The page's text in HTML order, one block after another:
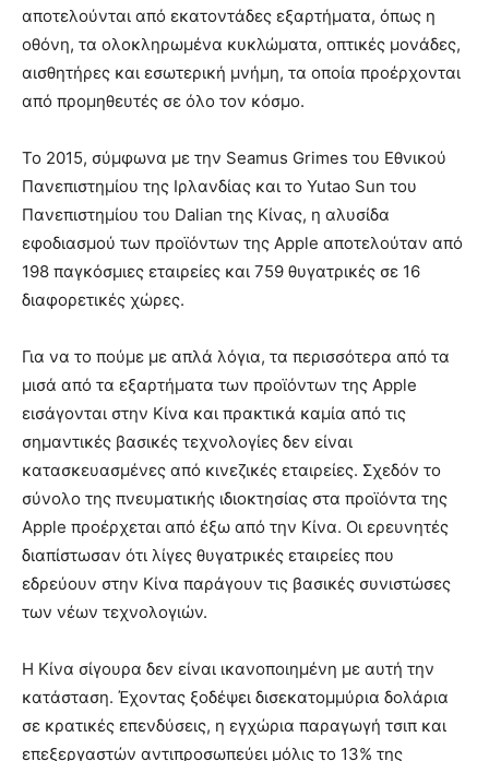
αποτελούνται από εκατοντάδες εξαρτήματα, όπως η
οθόνη, τα ολοκληρωμένα κυκλώματα, οπτικές μονάδες,
αισθητήρες και εσωτερική μνήμη, τα οποία προέρχονται
από προμηθευτές σε όλο τον κόσμο.
Το 2015, σύμφωνα με την Seamus Grimes του Εθνικού
Πανεπιστημίου της Ιρλανδίας και το Yutao Sun του
Πανεπιστημίου του Dalian της Κίνας, η αλυσίδα
εφοδιασμού των προϊόντων της Apple αποτελούταν από
198 παγκόσμιες εταιρείες και 759 θυγατρικές σε 16
διαφορετικές χώρες.
Για να το πούμε με απλά λόγια, τα περισσότερα από τα
μισά από τα εξαρτήματα των προϊόντων της Apple
εισάγονται στην Κίνα και πρακτικά καμία από τις
σημαντικές βασικές τεχνολογίες δεν είναι
κατασκευασμένες από κινεζικές εταιρείες. Σχεδόν το
σύνολο της πνευματικής ιδιοκτησίας στα προϊόντα της
Apple προέρχεται από έξω από την Κίνα. Οι ερευνητές
διαπίστωσαν ότι λίγες θυγατρικές εταιρείες που
εδρεύουν στην Κίνα παράγουν τις βασικές συνιστώσες
των νέων τεχνολογιών.
Η Κίνα σίγουρα δεν είναι ικανοποιημένη με αυτή την
κατάσταση. Έχοντας ξοδέψει δισεκατομμύρια δολάρια
σε κρατικές επενδύσεις, η εγχώρια παραγωγή τσιπ και
επεξεργαστών αντιπροσωπεύει μόλις το 13% της